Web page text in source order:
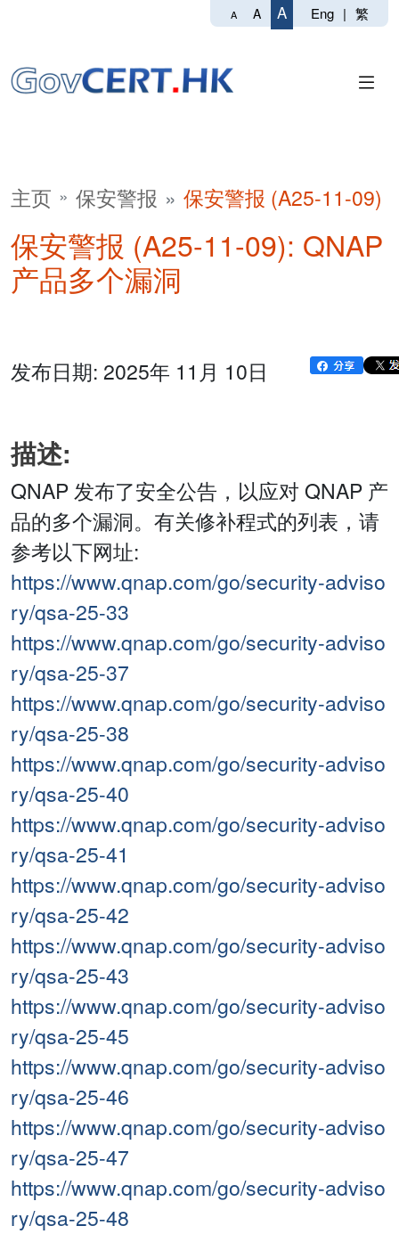
A A A Eng | 繁
主页 保安警报 保安警报 (A25-11-09)
保安警报 (A25-11-09): QNAP
产品多个漏洞
发布日期: 2025年 11月 10日
描述:
QNAP 发布了安全公告，以应对 QNAP 产
品的多个漏洞。有关修补程式的列表，请
参考以下网址:
https://www.qnap.com/go/security-adviso
ry/qsa-25-33
https://www.qnap.com/go/security-adviso
ry/qsa-25-37
https://www.qnap.com/go/security-adviso
ry/qsa-25-38
https://www.qnap.com/go/security-adviso
ry/qsa-25-40
https://www.qnap.com/go/security-adviso
ry/qsa-25-41
https://www.qnap.com/go/security-adviso
ry/qsa-25-42
https://www.qnap.com/go/security-adviso
ry/qsa-25-43
https://www.qnap.com/go/security-adviso
ry/qsa-25-45
https://www.qnap.com/go/security-adviso
ry/qsa-25-46
https://www.qnap.com/go/security-adviso
ry/qsa-25-47
https://www.qnap.com/go/security-adviso
ry/qsa-25-48